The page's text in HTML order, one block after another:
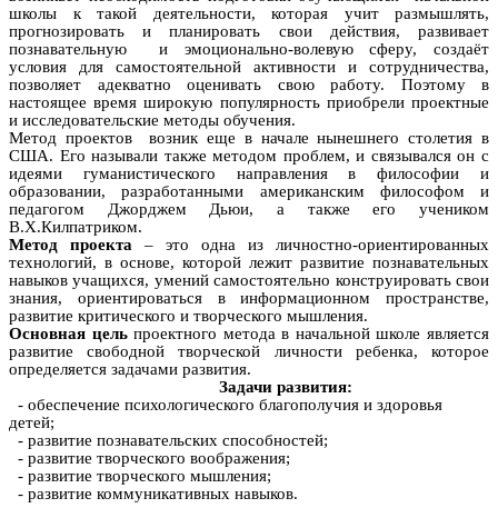
школы к такой деятельности, которая учит размышлять,
прогнозировать и планировать свои действия, развивает
познавательную и эмоционально-волевую сферу, создаёт
условия для самостоятельной активности и сотрудничества,
позволяет адекватно оценивать свою работу. Поэтому в
настоящее время широкую популярность приобрели проектные
и исследовательские методы обучения.
Метод проектов возник еще в начале нынешнего столетия в
США. Его называли также методом проблем, и связывался он с
идеями гуманистического направления в философии и
образовании, разработанными американским философом и
педагогом Джорджем Дьюи, а также его учеником
В.Х.Килпатриком.
Метод проекта – это одна из личностно-ориентированных
технологий, в основе, которой лежит развитие познавательных
навыков учащихся, умений самостоятельно конструировать свои
знания, ориентироваться в информационном пространстве,
развитие критического и творческого мышления.
Основная цельпроектного метода в начальной школе является
развитие свободной творческой личности ребенка, которое
определяется задачами развития.
Задачи развития:
- обеспечение психологического благополучия и здоровья
детей;
- развитие познавательских способностей;
- развитие творческого воображения;
- развитие творческого мышления;
- развитие коммуникативных навыков.